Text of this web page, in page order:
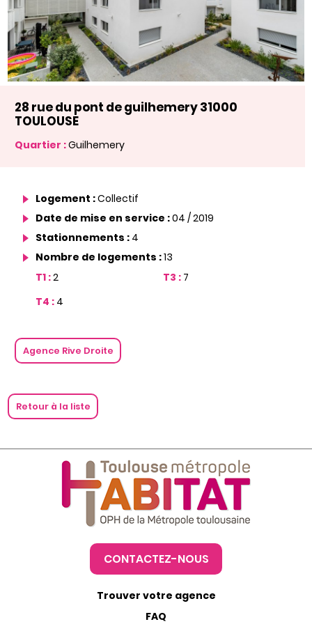
28 rue du pont de guilhemery 31000
TOULOUSE
Quartier :Guilhemery
Logement :Collectif
Date de mise en service :04 / 2019
Stationnements : 4
Nombre de logements :13
T1 :2 T3 : 7
T4 : 4
Agence Rive Droite
Retour à la liste
CONTACTEZ-NOUS
Trouver votre agence
FAQ